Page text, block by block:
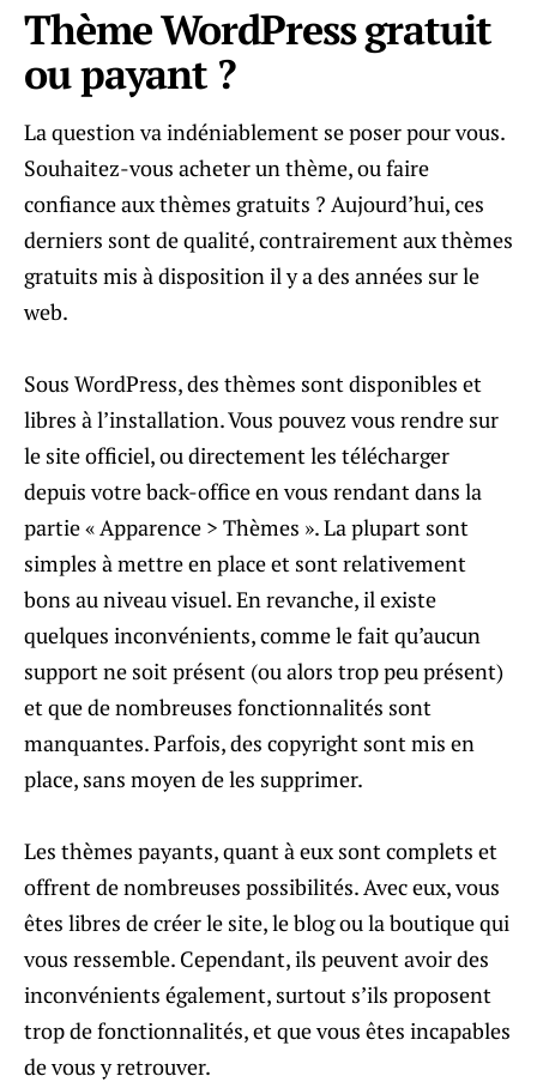
Thème WordPress gratuit
ou payant ?
La question va indéniablement se poser pour vous.
Souhaitez-vous acheter un thème, ou faire
confiance aux thèmes gratuits ? Aujourd’hui, ces
derniers sont de qualité, contrairement aux thèmes
gratuits mis à disposition il y a des années sur le
web.
Sous WordPress, des thèmes sont disponibles et
libres à l’installation. Vous pouvez vous rendre sur
le site officiel, ou directement les télécharger
depuis votre back-office en vous rendant dans la
partie « Apparence > Thèmes ». La plupart sont
simples à mettre en place et sont relativement
bons au niveau visuel. En revanche, il existe
quelques inconvénients, comme le fait qu’aucun
support ne soit présent (ou alors trop peu présent)
et que de nombreuses fonctionnalités sont
manquantes. Parfois, des copyright sont mis en
place, sans moyen de les supprimer.
Les thèmes payants, quant à eux sont complets et
offrent de nombreuses possibilités. Avec eux, vous
êtes libres de créer le site, le blog ou la boutique qui
vous ressemble. Cependant, ils peuvent avoir des
inconvénients également, surtout s’ils proposent
trop de fonctionnalités, et que vous êtes incapables
de vous y retrouver.